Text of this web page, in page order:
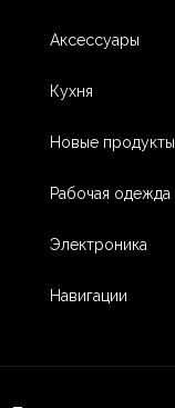
Аксессуары
Кухня
Новые продукты
Рабочая одежда
Электроника
Навигации